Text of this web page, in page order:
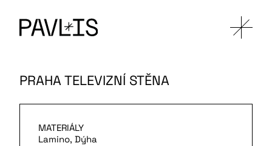
PRAHA TELEVIZNÍ STĚNA
MATERIÁLY
Lamino, Dýha